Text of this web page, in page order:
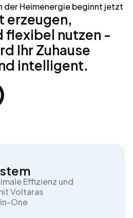
der Heimenergie beginnt jetzt
erzeugen,
flexibel nutzen -
Ihr Zuhause
intelligent.
Effizienz und
Voltaras
One